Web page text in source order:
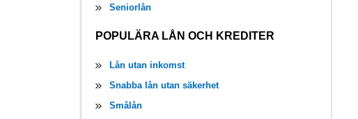
Seniorlån
POPULÄRA LÅN OCH KREDITER
Lån utan inkomst
Snabba lån utan säkerhet
Smålån